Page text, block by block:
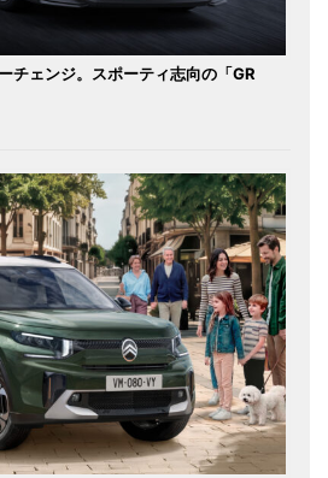
チェンジ。スポーティ志向の「GR